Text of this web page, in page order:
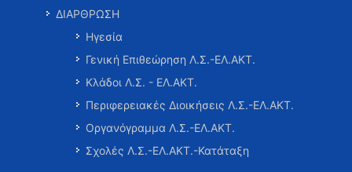
ΔΙΑΡΘΡΩΣΗ
Ηγεσία
Γενική Επιθεώρηση Λ.Σ.-ΕΛ.ΑΚΤ.
Κλάδοι Λ.Σ. - ΕΛ.ΑΚΤ.
Περιφερειακές Διοικήσεις Λ.Σ.-ΕΛ.ΑΚΤ.
Οργανόγραμμα Λ.Σ.-ΕΛ.ΑΚΤ.
Σχολές Λ.Σ.-ΕΛ.ΑΚΤ.-Κατάταξη